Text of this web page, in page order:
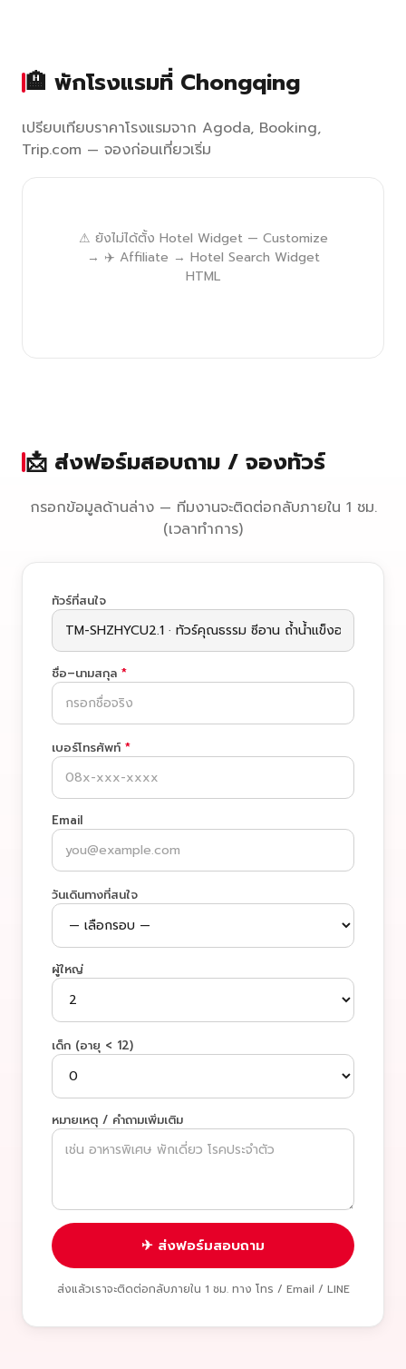
🏨 พักโรงแรมที่ Chongqing
เปรียบเทียบราคาโรงแรมจาก Agoda, Booking,
Trip.com — จองก่อนเที่ยวเริ่ม
⚠ ยังไม่ได้ตั้ง Hotel Widget — Customize
→ ✈️ Affiliate → Hotel Search Widget
HTML
📩 ส่งฟอร์มสอบถาม / จองทัวร์
กรอกข้อมูลด้านล่าง — ทีมงานจะติดต่อกลับภายใน 1 ชม.
(เวลาทำการ)
ทัวร์ที่สนใจ
ชื่อ–นามสกุล *
เบอร์โทรศัพท์ *
Email
วันเดินทางที่สนใจ
ผู้ใหญ่
เด็ก (อายุ < 12)
หมายเหตุ / คำถามเพิ่มเติม
✈ ส่งฟอร์มสอบถาม
ส่งแล้วเราจะติดต่อกลับภายใน 1 ชม. ทาง โทร / Email / LINE